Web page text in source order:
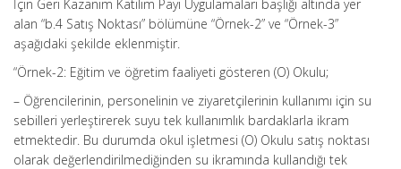
İçin Geri Kazanım Katılım Payı Uygulamaları başlığı altında yer
alan “b.4 Satış Noktası” bölümüne “Örnek-2” ve “Örnek-3”
aşağıdaki şekilde eklenmiştir.
“Örnek-2: Eğitim ve öğretim faaliyeti gösteren (O) Okulu;
– Öğrencilerinin, personelinin ve ziyaretçilerinin kullanımı için su
sebilleri yerleştirerek suyu tek kullanımlık bardaklarla ikram
etmektedir. Bu durumda okul işletmesi (O) Okulu satış noktası
olarak değerlendirilmediğinden su ikramında kullandığı tek